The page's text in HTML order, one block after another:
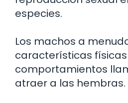
especies.
Los machos a
características
comportamientos
atraer a las hembras.